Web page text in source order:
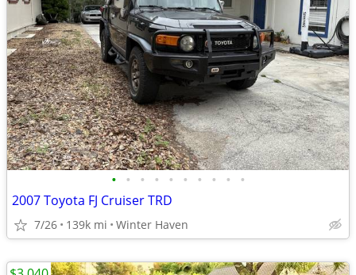
• • • • • • • • • •
2007 Toyota FJ Cruiser TRD
7/26 139k mi Winter Haven